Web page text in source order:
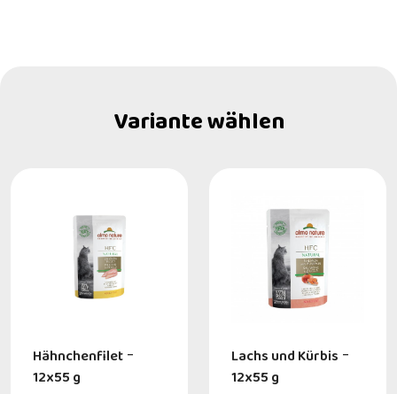
Variante wählen
Hähnchenfilet -
12x55 g
Lachs und Kürbis -
12x55 g